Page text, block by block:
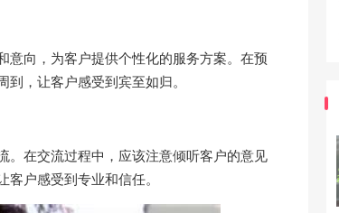
意向，为客户提供个性化的服务方案。在预
，让客户感受到宾至如归。
。在交流过程中，应该注意倾听客户的意见
户感受到专业和信任。